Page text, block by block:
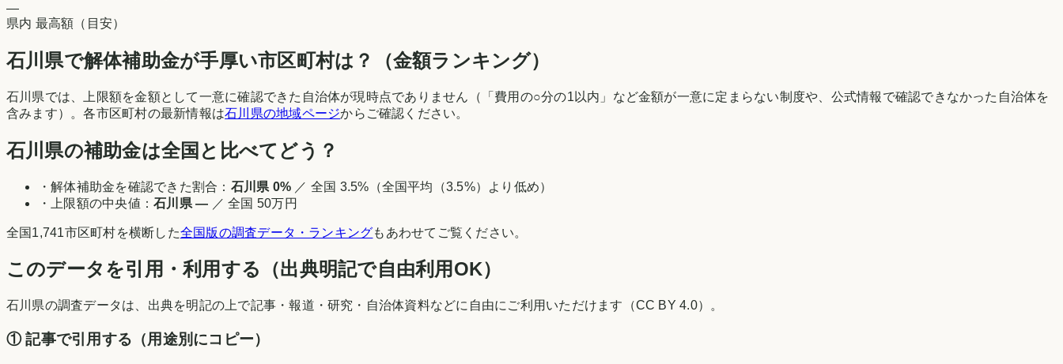
—
県内 最高額（目安）
石川県で解体補助金が手厚い市区町村は？（金額ランキング）
石川県では、上限額を金額として一意に確認できた自治体が現時点でありません（「費用の○分の1以内」など金額が一意に定まらない制度や、公式情報で確認できなかった自治体を
含みます）。各市区町村の最新情報は石川県の地域ページからご確認ください。
石川県の補助金は全国と比べてどう？
・解体補助金を確認できた割合： 石川県 0% ／ 全国 3.5%（全国平均（3.5%）より低め）
・上限額の中央値：石川県 — ／ 全国 50万円
全国 1,741市区町村を横断した全国版の調査データ・ランキングもあわせてご覧ください。
このデータを引用・利用する（出典明記で自由利用OK）
石川県の調査データは、出典を明記の上で記事・報道・研究・自治体資料などに自由にご利用いただけます（CC BY 4.0）。
① 記事で引用する（用途別にコピー）